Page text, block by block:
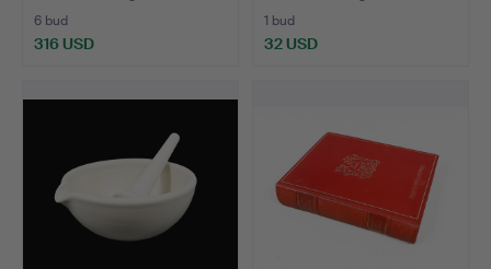
6 bud
316 USD
1 bud
32 USD